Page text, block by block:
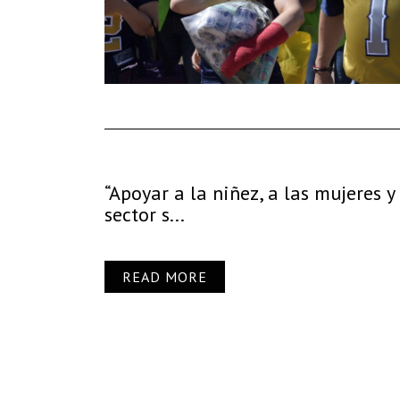
“Apoyar a la niñez, a las mujeres
sector s...
READ MORE